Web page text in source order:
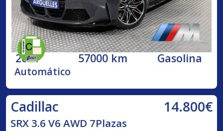
2021 57000 km Gasolina
Automático
Cadillac 14.800€
SRX 3.6 V6 AWD 7Plazas